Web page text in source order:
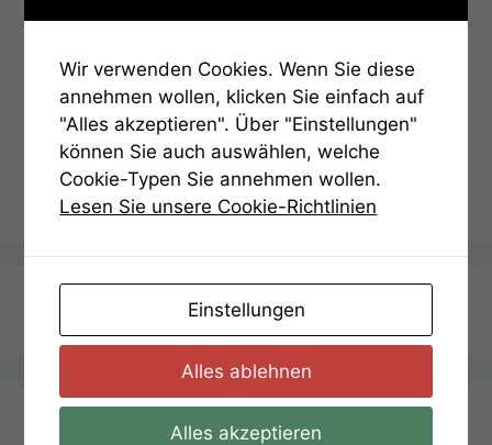
Password:
Termin Anfragen
Wir verwenden Cookies. Wenn Sie diese
annehmen wollen, klicken Sie einfach auf
"Alles akzeptieren". Über "Einstellungen"
können Sie auch auswählen, welche
Cookie-Typen Sie annehmen wollen.
Lesen Sie unsere Cookie-Richtlinien
Einstellungen
Alles ablehnen
Alles akzeptieren